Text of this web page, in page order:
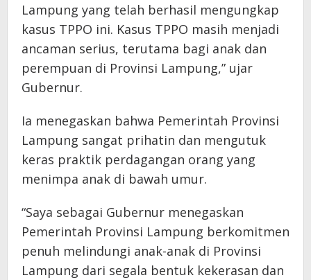
Lampung yang telah berhasil mengungkap
kasus TPPO ini. Kasus TPPO masih menjadi
ancaman serius, terutama bagi anak dan
perempuan di Provinsi Lampung,” ujar
Gubernur.
Ia menegaskan bahwa Pemerintah Provinsi
Lampung sangat prihatin dan mengutuk
keras praktik perdagangan orang yang
menimpa anak di bawah umur.
“Saya sebagai Gubernur menegaskan
Pemerintah Provinsi Lampung berkomitmen
penuh melindungi anak-anak di Provinsi
Lampung dari segala bentuk kekerasan dan